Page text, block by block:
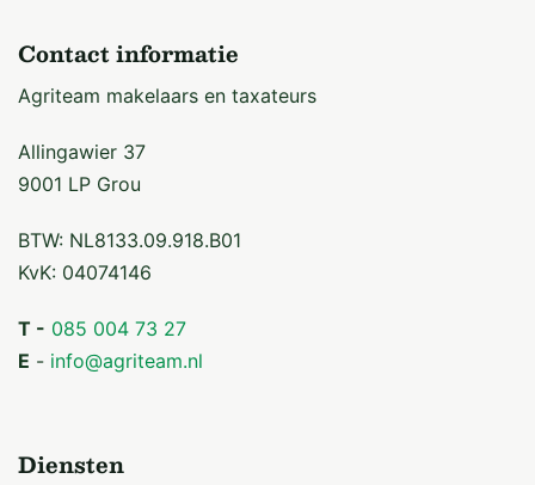
Bouwjaar: 1980
Afmeting: Ca. 68 m x 18 m = 1.224 m2
Gevels: Gemetselde spouwmuren
Spantconstructie: Stalen spanten
isolatieplaten beschoten kap.
Inrichting: Centrale gang aan de zijgevels, 7 afdelingen
Contact informatie
Agriteam makelaars en taxateurs
Allingawier 37
9001 LP Grou
BTW: NL8133.09.918.B01
KvK: 04074146
T - 085 004 73 27
E - info@agriteam.nl
Diensten